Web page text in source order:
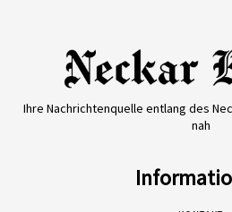
Ihre Nachrichtenquelle entlang des
nah